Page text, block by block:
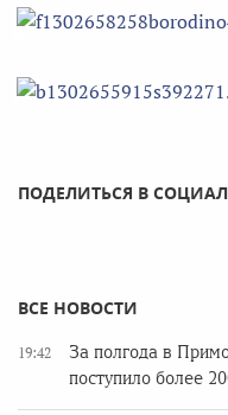
ПОДЕЛИТЬСЯ В
ВСЕ НОВОСТИ
19:42
За полгода в
поступило более